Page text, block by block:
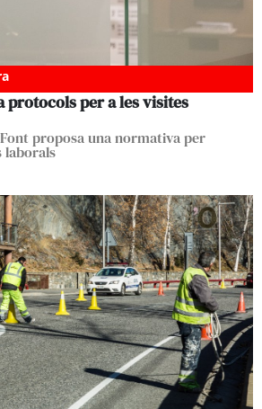
protocols per a les visites
proposa una normativa per
laborals